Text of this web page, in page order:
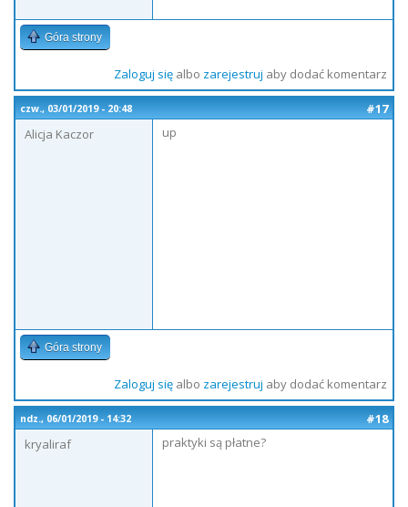
Góra strony
Zaloguj sięalbo zarejestruj aby dodać komentarz
czw., 03/01/2019 - 20:48
#17
Alicja Kaczor
up
Góra strony
Zaloguj sięalbo zarejestruj aby dodać komentarz
ndz., 06/01/2019 - 14:32
#18
kryaliraf
praktyki są płatne?